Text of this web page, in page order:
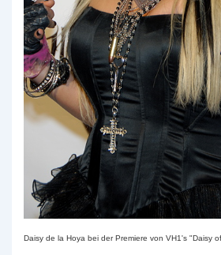
Daisy de la Hoya bei der Premiere von VH1's "Daisy